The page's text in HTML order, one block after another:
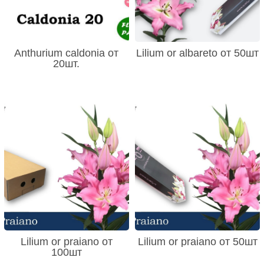
Anthurium caldonia от
20шт.
Lilium or albareto от 50шт
Lilium or praiano от
100шт
Lilium or praiano от 50шт